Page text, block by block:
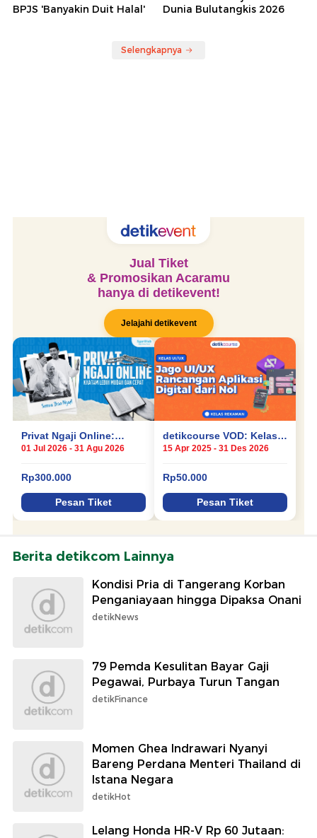
BPJS 'Banyakin Duit Halal'
Dunia Bulutangkis 2026
Selengkapnya
Berita detikcom Lainnya
Kondisi Pria di Tangerang Korban
Penganiayaan hingga Dipaksa Onani
detikNews
79 Pemda Kesulitan Bayar Gaji
Pegawai, Purbaya Turun Tangan
detikFinance
Momen Ghea Indrawari Nyanyi
Bareng Perdana Menteri Thailand di
Istana Negara
detikHot
Lelang Honda HR-V Rp 60 Jutaan: